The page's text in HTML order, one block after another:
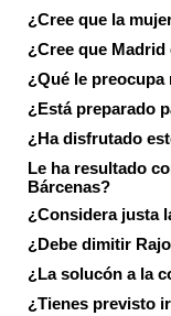
¿Cree que la
¿Cree que
¿Qué le preocupa
¿Está preparado
¿Ha disfrutado
Le ha resultado
Bárcenas?
¿Considera justa
¿Debe dimitir
¿La solucón a la
¿Tienes previsto